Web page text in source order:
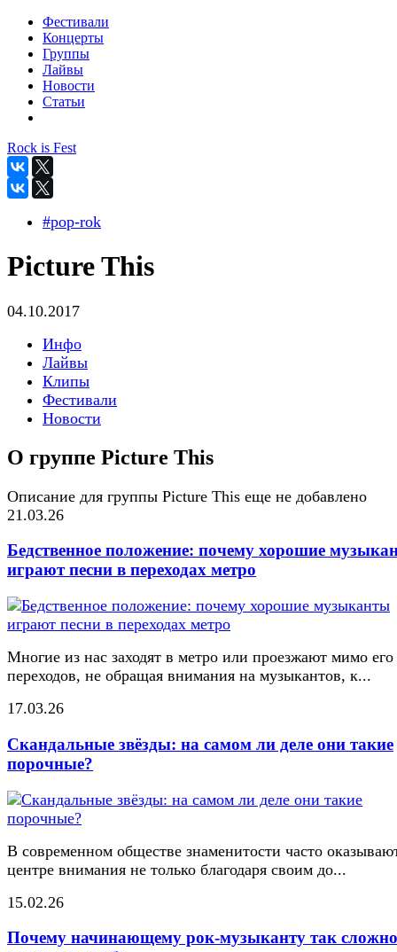
Фестивали
Концерты
Группы
Лайвы
Новости
Статьи
Rock is Fest
#pop-rok
Picture This
04.10.2017
Инфо
Лайвы
Клипы
Фестивали
Новости
О группе Picture This
Описание для группы Picture This еще не добавлено
21.03.26
Бедственное положение: почему хорошие
играют песни в переходах метро
Многие из нас заходят в метро или проезжают мимо его
переходов, не обращая внимания на музыкантов, к...
17.03.26
Скандальные звёзды: на самом ли деле они такие
порочные?
В современном обществе знаменитости часто
центре внимания не только благодаря своим до...
15.02.26
Почему начинающему рок-музыканту так сложно